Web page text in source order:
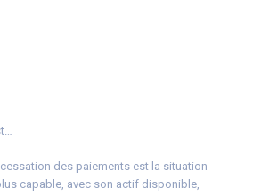
cessation des paiements est la situation
capable, avec son actif disponible,